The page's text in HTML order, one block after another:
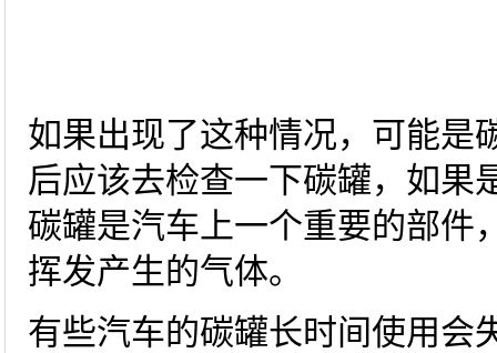
如果出现了这种情况，可能是
后应该去检查一下碳罐，如果
碳罐是汽车上一个重要的部件
挥发产生的气体。
有些汽车的碳罐长时间使用会